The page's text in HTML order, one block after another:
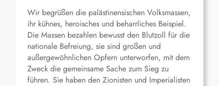
Wir begrüßen die palästinensischen Volksmassen,
ihr kühnes, heroisches und beharrliches Beispiel.
Die Massen bezahlen bewusst den Blutzoll für die
nationale Befreiung, sie sind großen und
außergewöhnlichen Opfern unterworfen, mit dem
Zweck die gemeinsame Sache zum Sieg zu
führen. Sie haben den Zionisten und Imperialisten